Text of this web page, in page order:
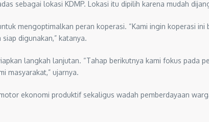
sebagai lokasi KDMP. Lokasi itu dipilih karena mudah
mengoptimalkan peran koperasi. “Kami ingin koperasi
digunakan,” katanya.
langkah lanjutan. “Tahap berikutnya kami fokus pada
masyarakat,” ujarnya.
ekonomi produktif sekaligus wadah pemberdayaan